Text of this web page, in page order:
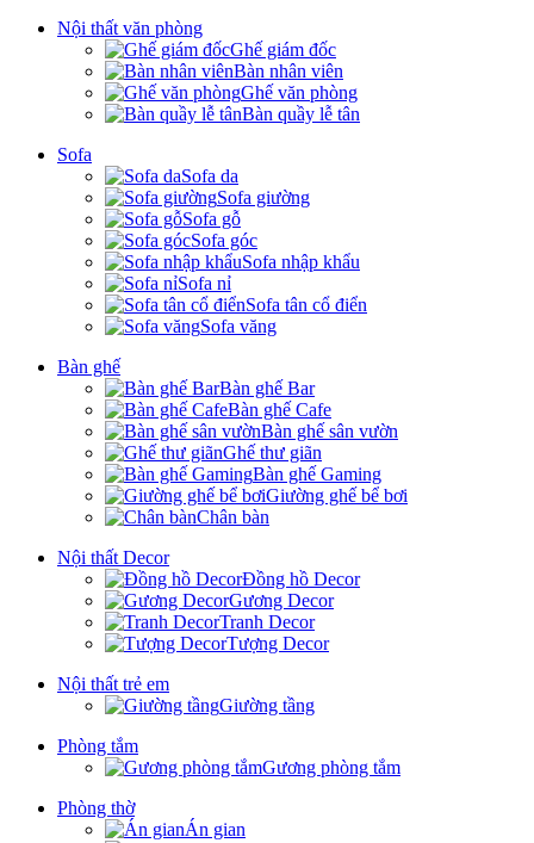
Nội thất văn phòng
Ghế giám đốc
Bàn nhân viên
Ghế văn phòng
Bàn quầy lễ tân
Sofa
Sofa da
Sofa giường
Sofa gỗ
Sofa góc
Sofa nhập khẩu
Sofa nỉ
Sofa tân cổ điển
Sofa văng
Bàn ghế
Bàn ghế Bar
Bàn ghế Cafe
Bàn ghế sân vườn
Ghế thư giãn
Bàn ghế Gaming
Giường ghế bể bơi
Chân bàn
Nội thất Decor
Đồng hồ Decor
Gương Decor
Tranh Decor
Tượng Decor
Nội thất trẻ em
Giường tầng
Phòng tắm
Gương phòng tắm
Phòng thờ
Án gian